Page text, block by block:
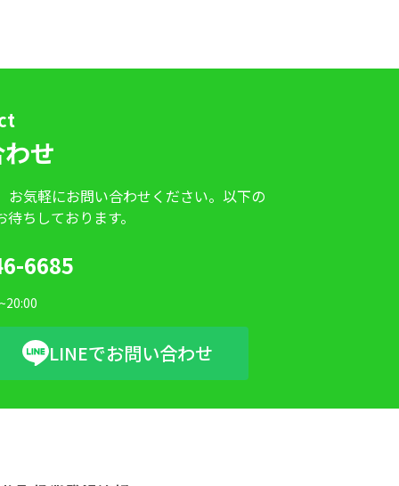
せ
気軽にお問い合わせください。以下の
ちしております。
6685
LINEでお問い合わせ